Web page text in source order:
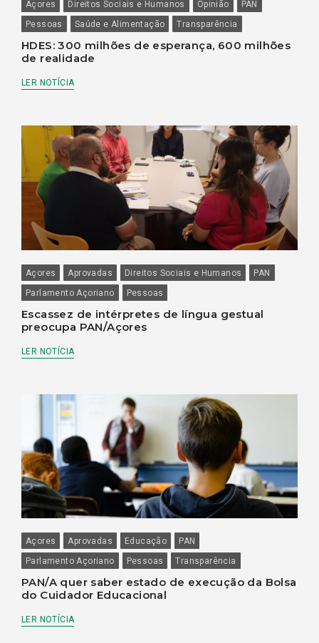
Açores Direitos Sociais e Humanos Opinião
PAN
Pessoas
Saúde e Alimentação Transparência
HDES: 300 milhões de esperança, 600 milhões
de realidade
LER NOTÍCIA
Açores Aprovadas Direitos Sociais e Humanos
PAN
Parlamento Açoriano
Pessoas
Escassez de intérpretes de língua gestual
preocupa PAN/Açores
LER NOTÍCIA
Açores Aprovadas Educação
PAN
Parlamento Açoriano
Pessoas Transparência
PAN/A quer saber estado de execução da Bolsa
do Cuidador Educacional
LER NOTÍCIA